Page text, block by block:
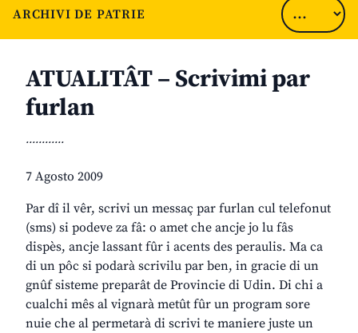
ARCHIVI DE PATRIE
ATUALITÂT – Scrivimi par
furlan
............
7 Agosto 2009
Par dî il vêr, scrivi un messaç par furlan cul telefonut
(sms) si podeve za fâ: o amet che ancje jo lu fâs
dispès, ancje lassant fûr i acents des peraulis. Ma ca
di un pôc si podarà scrivilu par ben, in gracie di un
gnûf sisteme preparât de Provincie di Udin. Di chi a
cualchi mês al vignarà metût fûr un program sore
nuie che al permetarà di scrivi te maniere juste un